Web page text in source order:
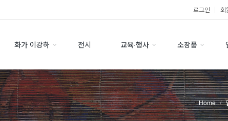
로그인 ｜ 회
화가 이강하 전시 교육·행사 소장품
Home